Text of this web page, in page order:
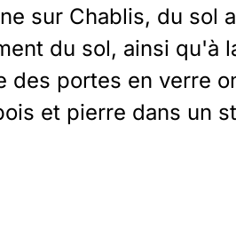
sur Chablis, du sol
du sol, ainsi
des portes en verre
et pierre dans un